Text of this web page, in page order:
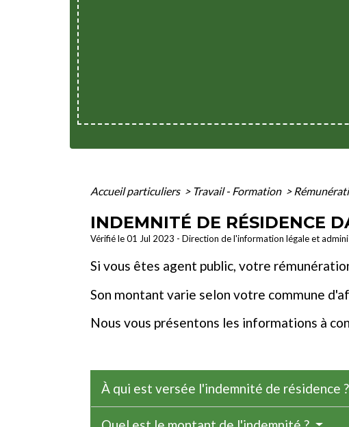
Accueil particuliers > Travail - Formation >
INDEMNITÉ DE RÉSIDENCE
Vérifié le 01 Jul 2023 - Direction de l'information légale et
Si vous êtes agent public, votre
Son montant varie selon votre commune
Nous vous présentons les informations à
À qui est versée l'indemnité de résidence ?